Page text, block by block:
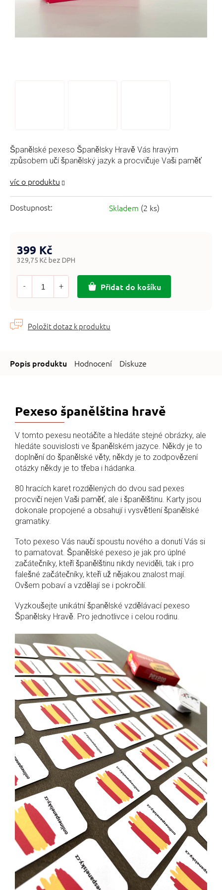
Dostupnost: Skladem (2 ks)
Španělské pexeso Španělsky Hravě Vás hravým
způsobem učí španělský jazyk a procvičuje Vaši paměť
399 Kč
329,75 Kč bez DPH
Měrná
Přidat do košíku
Hodnocení Diskuze
Pexeso španělština hravě
V tomto pexesu neotáčíte a hledáte stejné obrázky, ale
hledáte souvislosti ve španělském jazyce. Někdy je to
doplnění do španělské věty, někdy je to zodpovězení
otázky někdy je to třeba i hádanka.
80 hracích karet rozdělených do dvou sad pexes
procvičí nejen Vaši paměť, ale i španělštinu. Karty jsou
dokonale propojené a obsahují i vysvětlení španělské
gramatiky.
Toto pexeso Vás naučí spoustu nového a donutí Vás si
to pamatovat. Španělské pexeso je jak pro úplné
začátečníky, kteří španělštinu nikdy neviděli, tak i pro
falešné začátečníky, kteří už nějakou znalost mají.
Ovšem pobaví a vzdělají se i pokročilí.
Vyzkoušejte unikátní španělské vzdělávací pexeso
Španělsky Hravě. Pro jednotlivce i celou rodinu.